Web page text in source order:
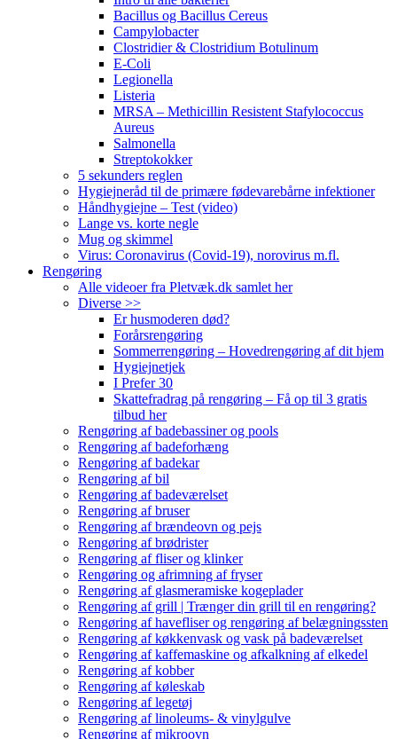
Bacillus og Bacillus Cereus
Campylobacter
Clostridier & Clostridium Botulinum
E-Coli
Legionella
Listeria
MRSA – Methicillin Resistent Stafylococcus
Aureus
Salmonella
Streptokokker
5 sekunders reglen
Hygiejneråd til de primære fødevarebårne infektioner
Håndhygiejne – Test (video)
Lange vs. korte negle
Mug og skimmel
Virus: Coronavirus (Covid-19), norovirus m.fl.
Rengøring
Alle videoer fra Pletvæk.dk samlet her
Diverse >>
Er husmoderen død?
Forårsrengøring
Sommerrengøring – Hovedrengøring af dit hjem
Hygiejnetjek
I Prefer 30
Skattefradrag på rengøring – Få op til 3 gratis
tilbud her
Rengøring af badebassiner og pools
Rengøring af badeforhæng
Rengøring af badekar
Rengøring af bil
Rengøring af badeværelset
Rengøring af bruser
Rengøring af brændeovn og pejs
Rengøring af brødrister
Rengøring af fliser og klinker
Rengøring og afrimning af fryser
Rengøring af glasmeramiske kogeplader
Rengøring af grill | Trænger din grill til en rengøring?
Rengøring af havefliser og rengøring af belægningssten
Rengøring af køkkenvask og vask på badeværelset
Rengøring af kaffemaskine og afkalkning af elkedel
Rengøring af kobber
Rengøring af køleskab
Rengøring af legetøj
Rengøring af linoleums- & vinylgulve
Rengøring af mikroovn